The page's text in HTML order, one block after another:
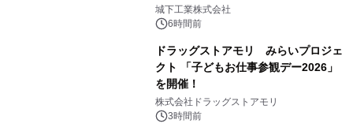
ーブル1本つなぐだけ、テレビの音が
ぐっと豊かに
城下工業株式会社
6時間前
ドラッグストアモリ みらいプロジェ
クト 「子どもお仕事参観デー2026」
を開催！
株式会社ドラッグストアモリ
3時間前